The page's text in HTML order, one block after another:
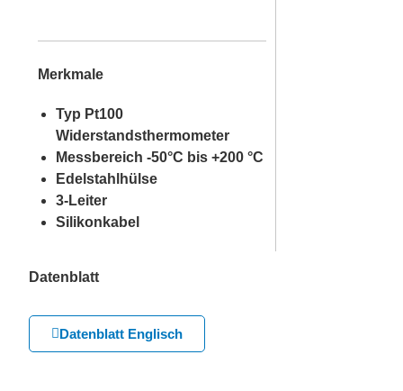
Merkmale
Typ Pt100
Widerstandsthermometer
Messbereich -50°C bis +200 °C
Edelstahlhülse
3-Leiter
Silikonkabel
Datenblatt
Datenblatt Englisch